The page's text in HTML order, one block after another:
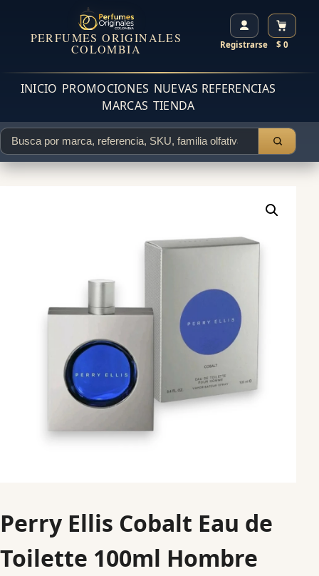
PERFUMES ORIGINALES
COLOMBIA Registrarse $ 0
INICIO PROMOCIONES NUEVAS REFERENCIAS
MARCAS TIENDA
Perry Ellis Cobalt Eau de
Toilette 100ml Hombre